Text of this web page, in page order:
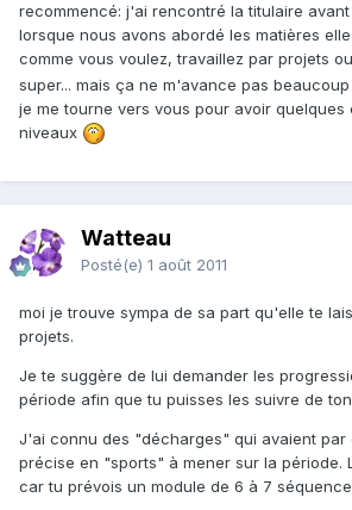
recommencé: j'ai rencontré la titulaire
lorsque nous avons abordé les matières
comme vous voulez, travaillez par projets
super... mais ça ne m'avance pas
je me tourne vers vous pour avoir quelques
niveaux
Watteau
Posté(e) 1 août 2011
moi je trouve sympa de sa part qu'elle te
projets.
Je te suggère de lui demander les
période afin que tu puisses les suivre de
J'ai connu des "décharges" qui avaient par
précise en "sports" à mener sur la période.
car tu prévois un module de 6 à 7